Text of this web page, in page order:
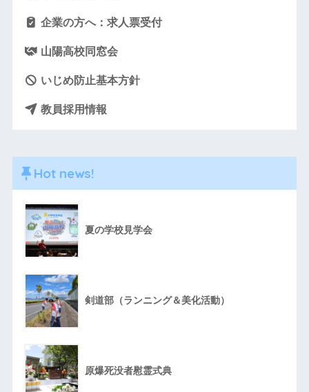
企業の方へ：求人票受付
山陽高校同窓会
いじめ防止基本方針
教員採用情報
Hot news!
夏の学校見学会
剣道部（ランニング＆美化活動）
原爆死没者慰霊式典